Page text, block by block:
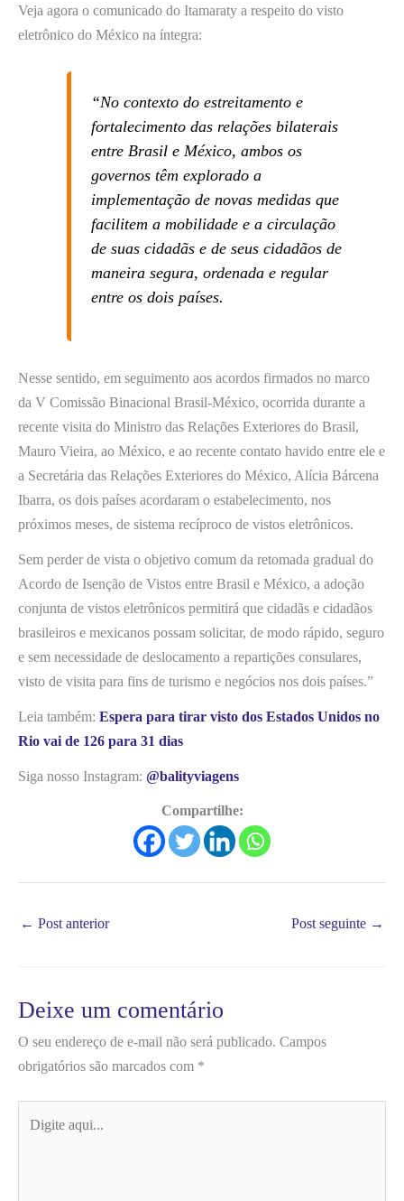
Veja agora o comunicado do Itamaraty a respeito do visto
eletrônico do México na íntegra:
“No contexto do estreitamento e
fortalecimento das relações bilaterais
entre Brasil e México, ambos os
governos têm explorado a
implementação de novas medidas que
facilitem a mobilidade e a circulação
de suas cidadãs e de seus cidadãos de
maneira segura, ordenada e regular
entre os dois países.
Nesse sentido, em seguimento aos acordos firmados no marco
da V Comissão Binacional Brasil-México, ocorrida durante a
recente visita do Ministro das Relações Exteriores do Brasil,
Mauro Vieira, ao México, e ao recente contato havido entre ele e
a Secretária das Relações Exteriores do México, Alícia Bárcena
Ibarra, os dois países acordaram o estabelecimento, nos
próximos meses, de sistema recíproco de vistos eletrônicos.
Sem perder de vista o objetivo comum da retomada gradual do
Acordo de Isenção de Vistos entre Brasil e México, a adoção
conjunta de vistos eletrônicos permitirá que cidadãs e cidadãos
brasileiros e mexicanos possam solicitar, de modo rápido, seguro
e sem necessidade de deslocamento a repartições consulares,
visto de visita para fins de turismo e negócios nos dois países.”
Leia também: Espera para tirar visto dos Estados Unidos no
Rio vai de 126 para 31 dias
Siga nosso Instagram: @balityviagens
Compartilhe:
← Post anterior Post seguinte →
Deixe um comentário
O seu endereço de e-mail não será publicado. Campos
obrigatórios são marcados com *
aqui...